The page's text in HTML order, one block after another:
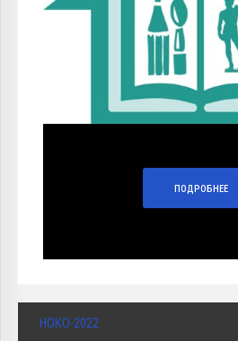
ПОДРОБНЕЕ
НОКО-2022